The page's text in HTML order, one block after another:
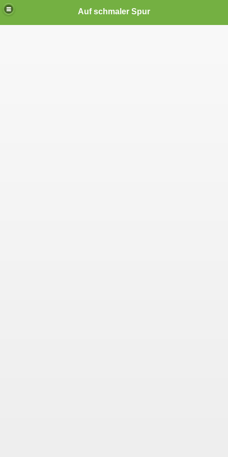
Auf schmaler Spur